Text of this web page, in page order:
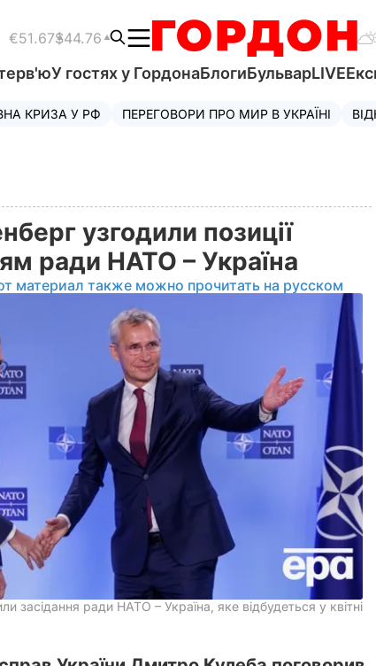
€51.67$44.76
У гостях у ГордонаБлогиБульварLIVE
КРИЗА У РФ ПЕРЕГОВОРИ ПРО МИР В УКРАЇНІ
узгодили позиції
ради НАТО – Україна
материал также можно прочитать на русском
засідання ради НАТО – Україна, яке відбудеться у квітні